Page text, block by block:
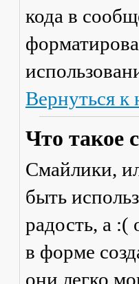
кода в
Вернуться к
Что такое
Смайлики,
быть
радость, а :(
в форме
они легко